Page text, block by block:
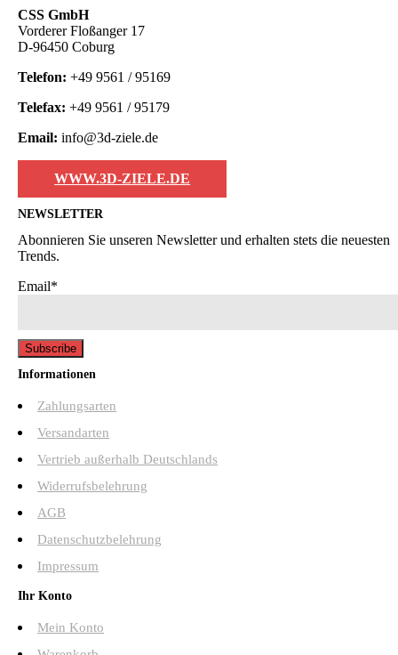
CSS GmbH
Vorderer Floßanger 17
D-96450 Coburg
Telefon: +49 9561 / 95169
Telefax: +49 9561 / 95179
Email: info@3d-ziele.de
WWW.3D-ZIELE.DE
NEWSLETTER
Abonnieren Sie unseren Newsletter und erhalten stets die neuesten
Trends.
Email*
Informationen
Zahlungsarten
Versandarten
Vertrieb außerhalb Deutschlands
Widerrufsbelehrung
AGB
Datenschutzbelehrung
Impressum
Ihr Konto
Mein Konto